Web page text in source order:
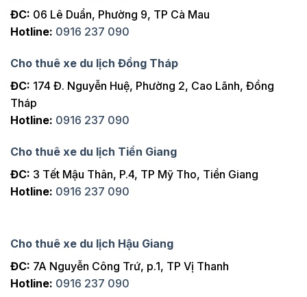
ĐC: 06 Lê Duẩn, Phường 9, TP Cà Mau
Hotline: 0916 237 090
Cho thuê xe du lịch Đồng Tháp
ĐC: 174 Đ. Nguyễn Huệ, Phường 2, Cao Lãnh, Đồng
Tháp
Hotline: 0916 237 090
Cho thuê xe du lịch Tiền Giang
ĐC: 3 Tết Mậu Thân, P.4, TP Mỹ Tho, Tiền Giang
Hotline: 0916 237 090
Cho thuê xe du lịch Hậu Giang
ĐC: 7A Nguyễn Công Trứ, p.1, TP Vị Thanh
Hotline: 0916 237 090